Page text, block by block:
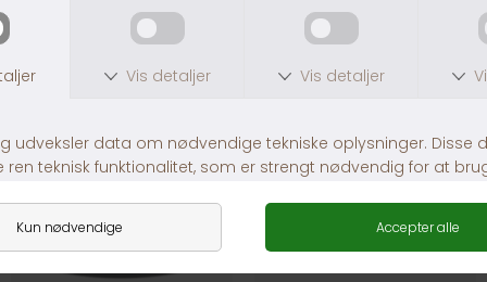
DKK 12,00